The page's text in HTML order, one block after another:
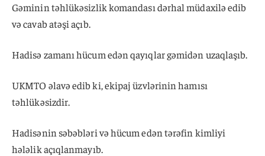
Gəminin təhlükəsizlik komandası dərhal müdaxilə edib
və cavab atəşi açıb.
Hadisə zamanı hücum edən qayıqlar gəmidən uzaqlaşıb.
UKMTO əlavə edib ki, ekipaj üzvlərinin hamısı
təhlükəsizdir.
Hadisənin səbəbləri və hücum edən tərəfin kimliyi
hələlik açıqlanmayıb.